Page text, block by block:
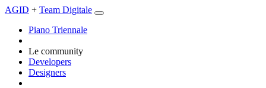
AGID + Team Digitale
Piano Triennale
Le community
Developers
Designers